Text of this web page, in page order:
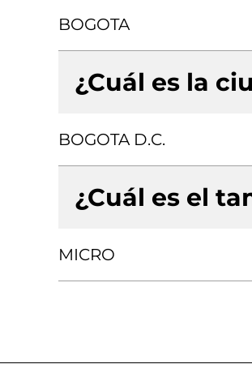
BOGOTA
¿Cuál es la
BOGOTA D.C.
¿Cuál es el
MICRO